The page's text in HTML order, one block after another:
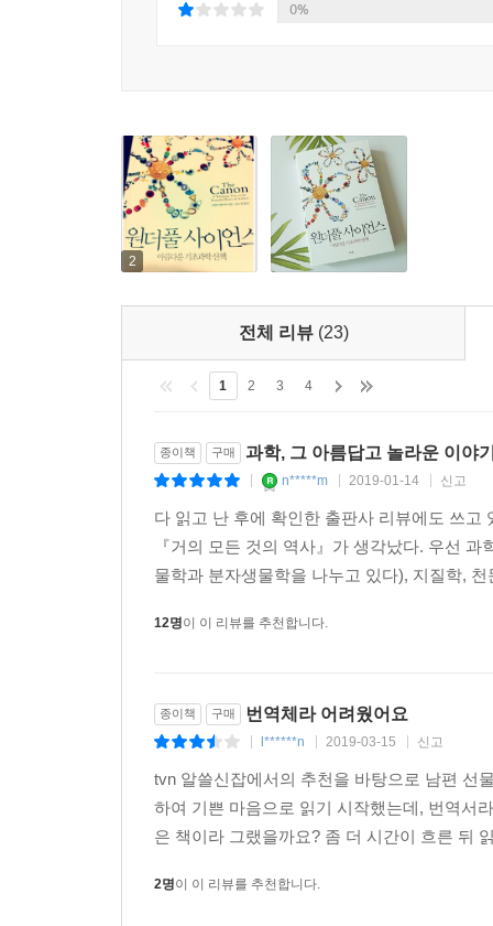
0%
2
전체 리뷰 (23)
1 2 3 4
종이책 구매 과학, 그 아름답고 놀라운 이야
n*****m 2019-01-14 신고
다 읽고 난 후에 확인한 출판사 리뷰에도 쓰
『거의 모든 것의 역사』가 생각났다. 우선
물학과 분자생물학을 나누고 있다), 지질학,
12명이 이 리뷰를 추천합니다.
종이책 구매 번역체라 어려웠어요
l******n 2019-03-15 신고
tvn 알쓸신잡에서의 추천을 바탕으로 남편 선
하여 기쁜 마음으로 읽기 시작했는데, 번역서
은 책이라 그랬을까요? 좀 더 시간이 흐른 뒤
2명이 이 리뷰를 추천합니다.